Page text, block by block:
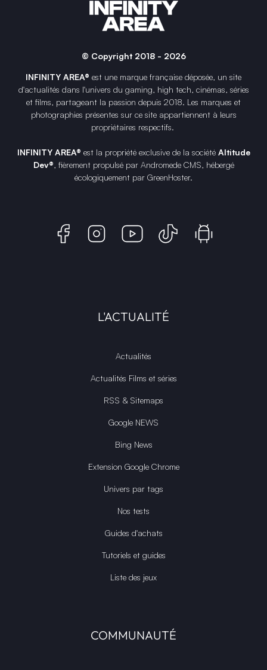
© Copyright 2018 - 2026
INFINITY AREA® est une marque française déposée, un site
d'actualités dans l'univers du gaming, high tech, cinémas, séries
et films, partageant la passion depuis 2018. Les marques et
photographies présentes sur ce site appartiennent à leurs
propriétaires respectifs.
INFINITY AREA® est la propriété exclusive de la société Altitude
Dev®, fièrement propulsé par Andromede CMS, hébergé
écologiquement par GreenHoster.
L'ACTUALITÉ
Actualités
Actualités Films et séries
RSS & Sitemaps
Google NEWS
Bing News
Extension Google Chrome
Univers par tags
Nos tests
Guides d'achats
Tutoriels et guides
Liste des jeux
COMMUNAUTÉ